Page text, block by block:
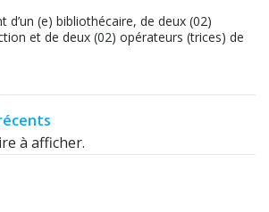
d’un (e) bibliothécaire, de deux (02)
et de deux (02) opérateurs (trices) de
à afficher.